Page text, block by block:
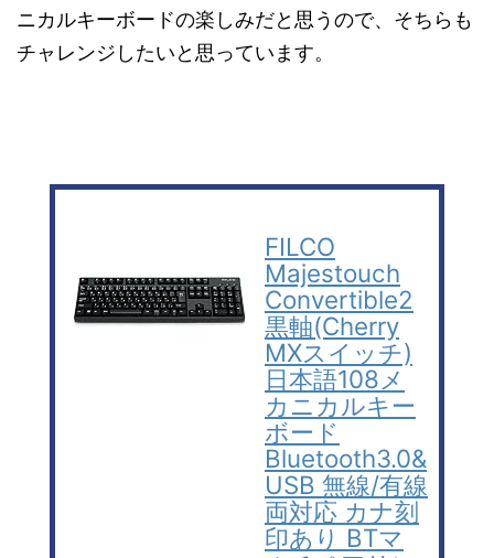
ニカルキーボードの楽しみだと思うので、そちらも
チャレンジしたいと思っています。
FILCO
Majestouch
Convertible2
黒軸(Cherry
MXスイッチ)
日本語108メ
カニカルキー
ボード
Bluetooth3.0&
USB 無線/有線
両対応 カナ刻
印あり BTマ